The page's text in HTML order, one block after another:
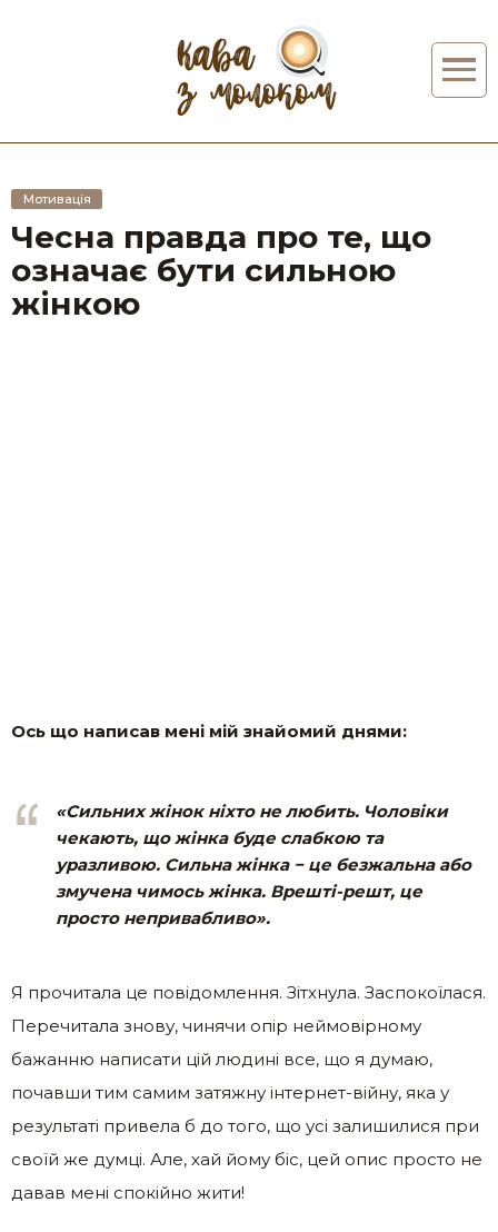
Мотивація
Чесна правда про те, що
означає бути сильною
жінкою
Ось що написав мені мій знайомий днями:
«Сильних жінок ніхто не любить. Чоловіки
чекають, що жінка буде слабкою та
уразливою. Сильна жінка − це безжальна або
змучена чимось жінка. Врешті-решт, це
просто непривабливо».
Я прочитала це повідомлення. Зітхнула. Заспокоїлася.
Перечитала знову, чинячи опір неймовірному
бажанню написати цій людині все, що я думаю,
почавши тим самим затяжну інтернет-війну, яка у
результаті привела б до того, що усі залишилися при
своїй же думці. Але, хай йому біс, цей опис просто не
давав мені спокійно жити!